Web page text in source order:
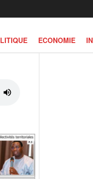
ECONOMIE